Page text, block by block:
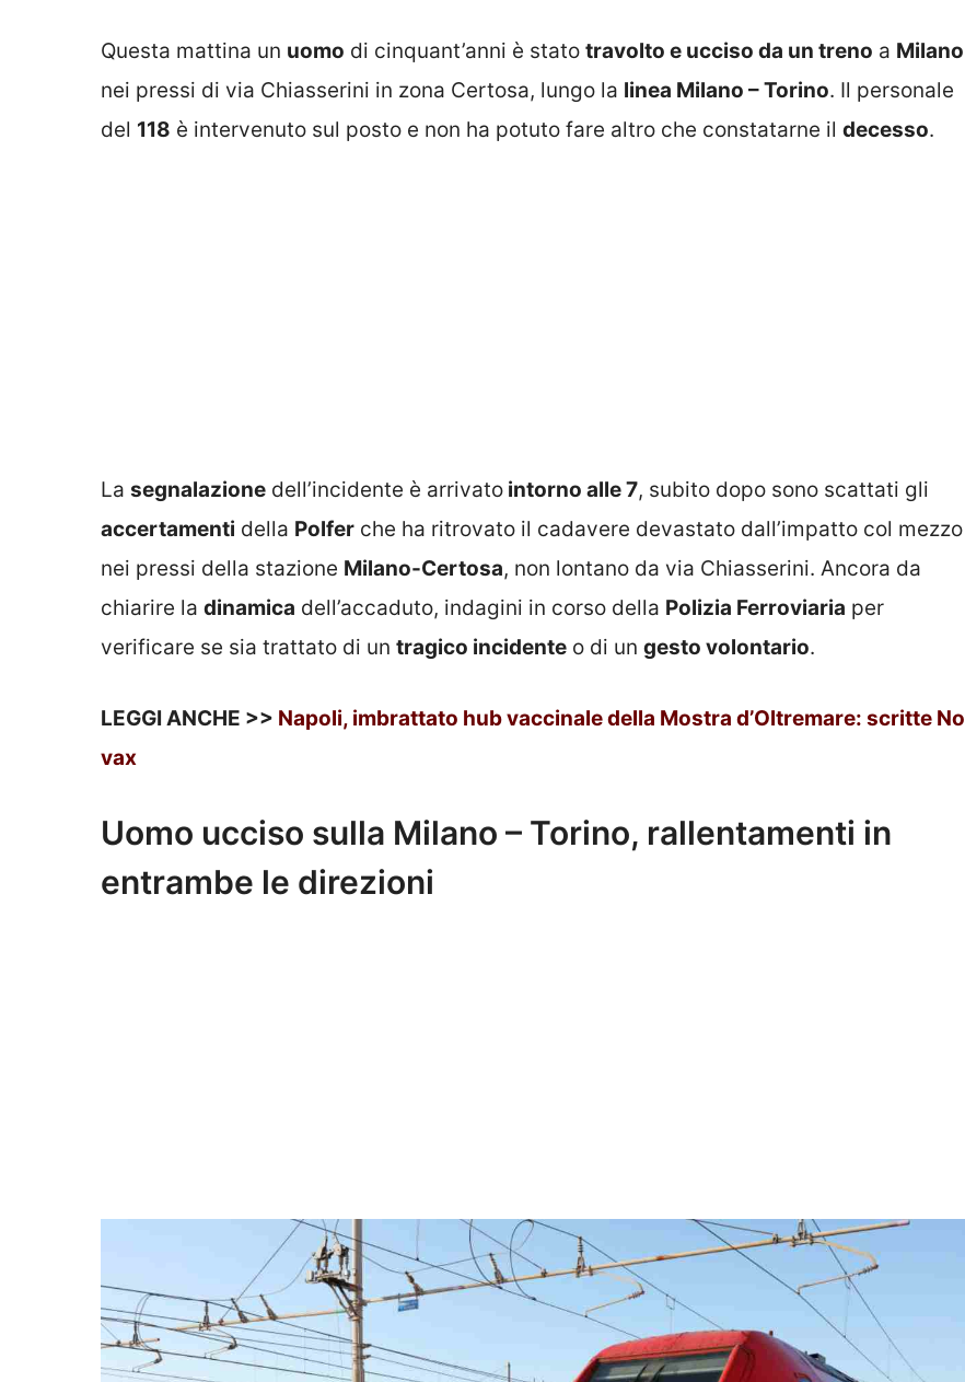
Questa mattina un uomo di cinquant’anni è stato travolto e ucciso da un treno a Milano
nei pressi di via Chiasserini in zona Certosa, lungo la linea Milano – Torino. Il personale
del 118 è intervenuto sul posto e non ha potuto fare altro che constatarne il decesso.
La segnalazione dell’incidente è arrivato intorno alle 7, subito dopo sono scattati gli
accertamenti della Polfer che ha ritrovato il cadavere devastato dall’impatto col mezzo
nei pressi della stazione Milano-Certosa, non lontano da via Chiasserini. Ancora da
chiarire la dinamica dell’accaduto, indagini in corso della Polizia Ferroviaria per
verificare se sia trattato di un tragico incidente o di un gesto volontario.
LEGGI ANCHE >> Napoli, imbrattato hub vaccinale della Mostra d’Oltremare: scritte No
vax
Uomo ucciso sulla Milano – Torino, rallentamenti in
entrambe le direzioni